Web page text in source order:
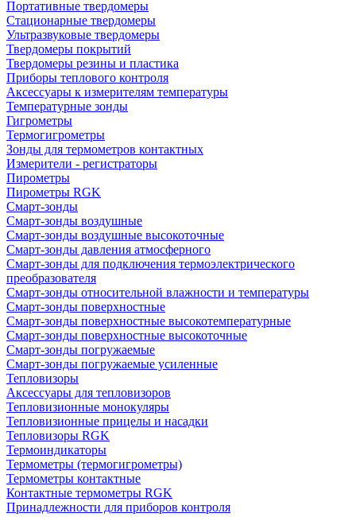
Портативные твердомеры
Стационарные твердомеры
Ультразвуковые твердомеры
Твердомеры покрытий
Твердомеры резины и пластика
Приборы теплового контроля
Аксессуары к измерителям температуры
Температурные зонды
Гигрометры
Термогигрометры
Зонды для термометров контактных
Измерители - регистраторы
Пирометры
Пирометры RGK
Смарт-зонды
Смарт-зонды воздушные
Смарт-зонды воздушные высокоточные
Смарт-зонды давления атмосферного
Смарт-зонды для подключения термоэлектрического
преобразователя
Смарт-зонды относительной влажности и температуры
Смарт-зонды поверхностные
Смарт-зонды поверхностные высокотемпературные
Смарт-зонды поверхностные высокоточные
Смарт-зонды погружаемые
Смарт-зонды погружаемые усиленные
Тепловизоры
Аксессуары для тепловизоров
Тепловизионные монокуляры
Тепловизионные прицелы и насадки
Тепловизоры RGK
Термоиндикаторы
Термометры (термогигрометры)
Термометры контактные
Контактные термометры RGK
Принадлежности для приборов контроля